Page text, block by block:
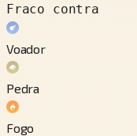
Fraco contra
Voador
Pedra
Fogo